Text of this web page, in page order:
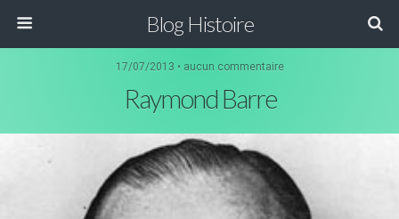
Blog Histoire
17/07/2013 • aucun commentaire
Raymond Barre